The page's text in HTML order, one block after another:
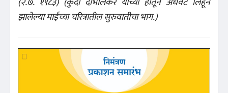
झालेल्या माईंच्या चरित्रातील सुरुवातीचा भाग.)